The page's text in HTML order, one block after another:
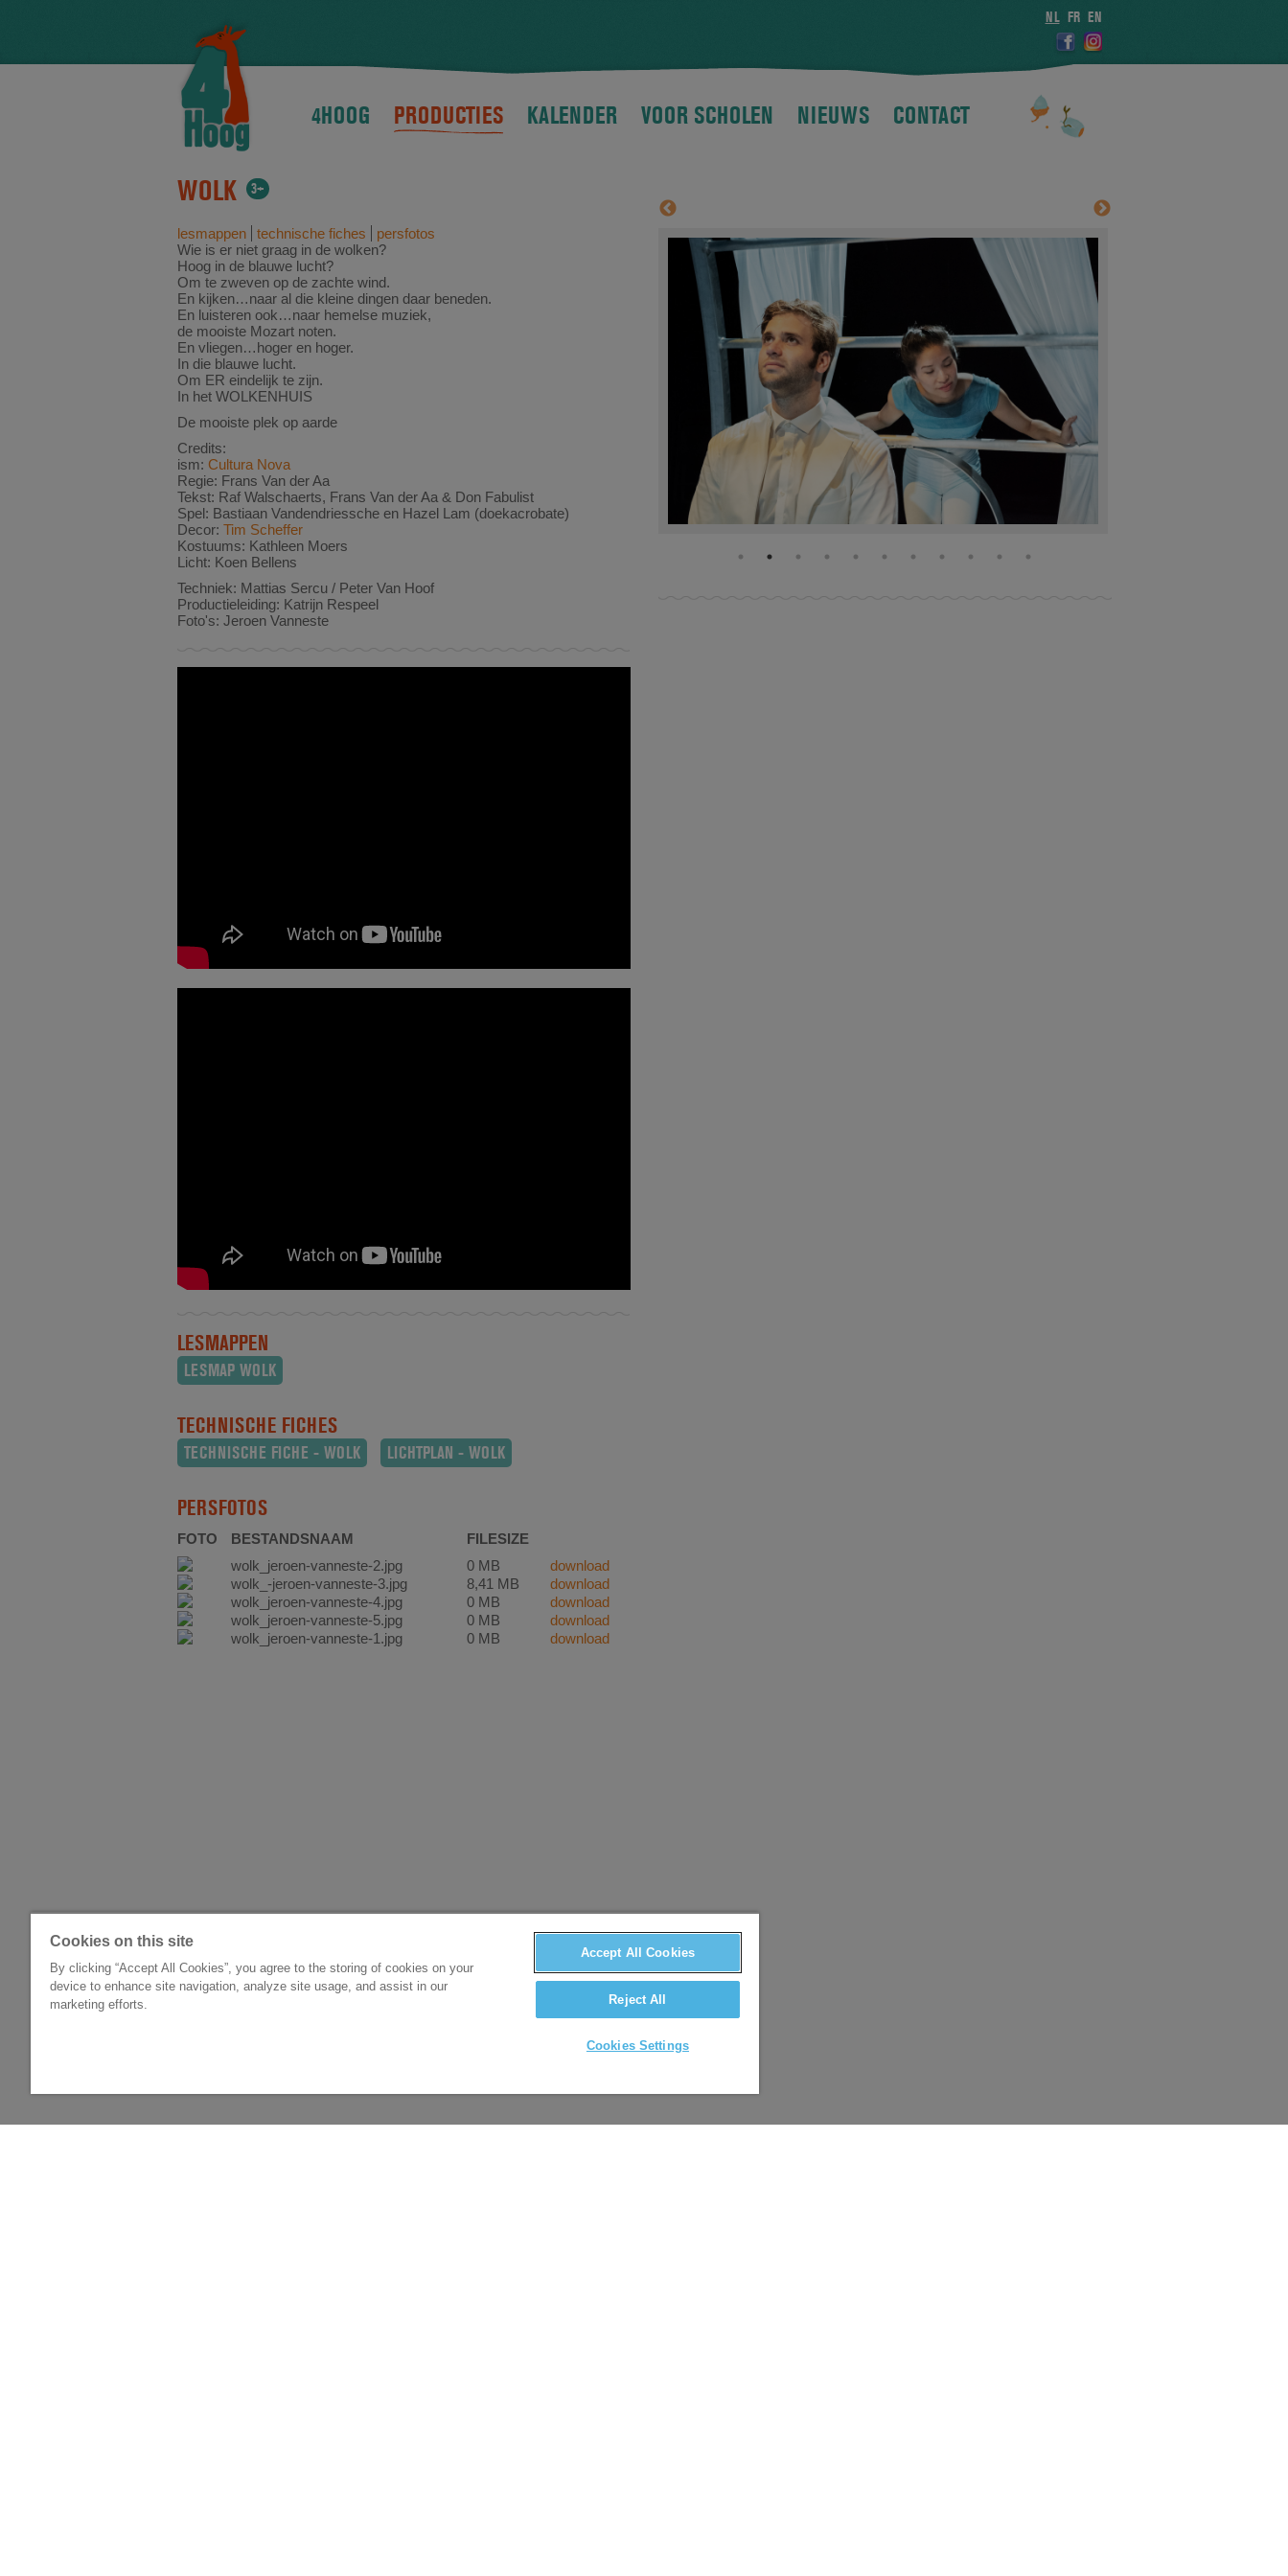
4HOOG PRODUCTIES KALENDER VOOR SCHOLEN NIEUWS CONTACT
NL FR EN
WOLK 3+
lesmappen technische fiches
persfotos
Wie is er niet graag in de wolken?
Hoog in de blauwe lucht?
Om te zweven op de zachte wind.
En kijken…naar al die kleine dingen daar beneden.
En luisteren ook…naar hemelse muziek,
de mooiste Mozart noten.
En vliegen…hoger en hoger.
In die blauwe lucht.
Om ER eindelijk te zijn.
In het WOLKENHUIS
De mooiste plek op aarde
Credits:
ism: Cultura Nova
Regie: Frans Van der Aa
Tekst: Raf Walschaerts, Frans Van der Aa & Don Fabulist
Spel: Bastiaan Vandendriessche en Hazel Lam (doekacrobate)
Decor: Tim Scheffer
Kostuums: Kathleen Moers
Licht: Koen Bellens
Techniek: Mattias Sercu / Peter Van Hoof
Productieleiding: Katrijn Respeel
Foto's: Jeroen Vanneste
LESMAPPEN
LESMAP WOLK
TECHNISCHE FICHES
TECHNISCHE FICHE - WOLK LICHTPLAN - WOLK
PERSFOTOS
FOTO BESTANDSNAAM
FILESIZE
wolk_jeroen-vanneste-2.jpg
0 MB
download
wolk_-jeroen-vanneste-3.jpg
8,41 MB
download
wolk_jeroen-vanneste-4.jpg
0 MB
download
wolk_jeroen-vanneste-5.jpg
0 MB
download
wolk_jeroen-vanneste-1.jpg
0 MB download
Cookies on this site
By clicking “Accept All Cookies”, you agree to the storing of cookies on your
device to enhance site navigation, analyze site usage, and assist in our
marketing efforts.
Accept All Cookies
Reject All
Cookies Settings